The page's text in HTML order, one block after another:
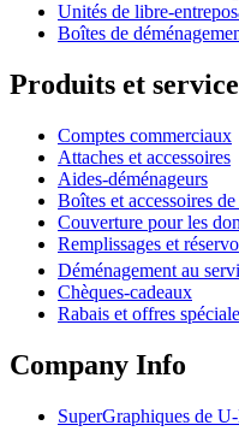
Unités de libre-
Boîtes de
Produits et
Comptes commerciaux
Attaches et accessoires
Aides-déménageurs
Boîtes et accessoires
Couverture pour les
Remplissages et
Déménagement au
Chèques-cadeaux
Rabais et offres
Company Info
SuperGraphiques de